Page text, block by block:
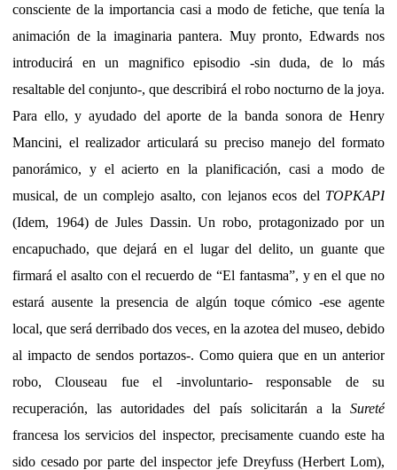
consciente de la importancia casi a modo de fetiche, que tenía la
animación de la imaginaria pantera. Muy pronto, Edwards nos
introducirá en un magnifico episodio -sin duda, de lo más
resaltable del conjunto-, que describirá el robo nocturno de la joya.
Para ello, y ayudado del aporte de la banda sonora de Henry
Mancini, el realizador articulará su preciso manejo del formato
panorámico, y el acierto en la planificación, casi a modo de
musical, de un complejo asalto, con lejanos ecos del TOPKAPI
(Idem, 1964) de Jules Dassin. Un robo, protagonizado por un
encapuchado, que dejará en el lugar del delito, un guante que
firmará el asalto con el recuerdo de “El fantasma”, y en el que no
estará ausente la presencia de algún toque cómico -ese agente
local, que será derribado dos veces, en la azotea del museo, debido
al impacto de sendos portazos-. Como quiera que en un anterior
robo, Clouseau fue el -involuntario- responsable de su
recuperación, las autoridades del país solicitarán a la Sureté
francesa los servicios del inspector, precisamente cuando este ha
sido cesado por parte del inspector jefe Dreyfuss (Herbert Lom),